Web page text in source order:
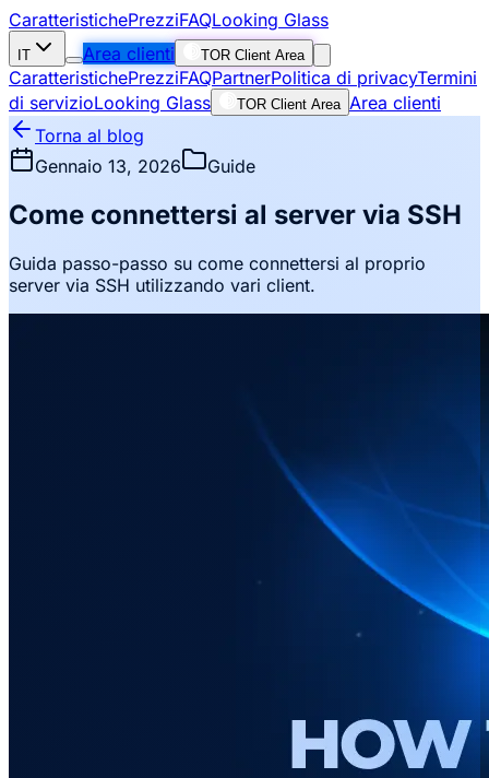
CaratteristichePrezziFAQLooking Glass
IT Area clienti TOR Client Area
CaratteristichePrezziFAQPartnerPolitica di privacyTermini
di servizioLooking Glass TOR Client Area Area clienti
Torna al blog
Gennaio 13, 2026
Guide
Come connettersi al server via SSH
Guida passo-passo su come connettersi al proprio
server via SSH utilizzando vari client.